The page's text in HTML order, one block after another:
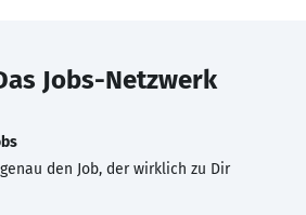
Jobs-Netzwerk
den Job, der wirklich zu Dir